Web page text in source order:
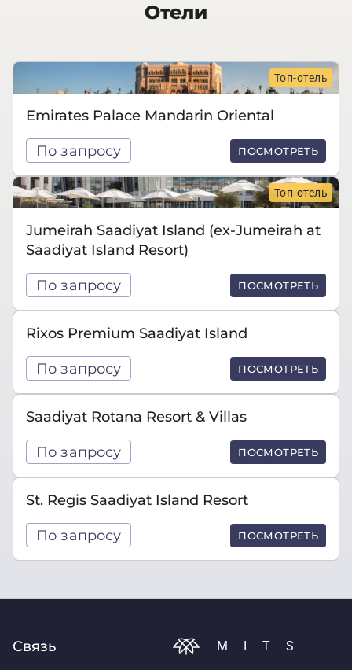
Отели
Топ-отель
Emirates Palace Mandarin Oriental
По запросу ПОСМОТРЕТЬ
Топ-отель
Jumeirah Saadiyat Island (ex-Jumeirah at
Saadiyat Island Resort)
По запросу ПОСМОТРЕТЬ
Rixos Premium Saadiyat Island
По запросу ПОСМОТРЕТЬ
Saadiyat Rotana Resort & Villas
По запросу ПОСМОТРЕТЬ
St. Regis Saadiyat Island Resort
По запросу ПОСМОТРЕТЬ
Связь MITS